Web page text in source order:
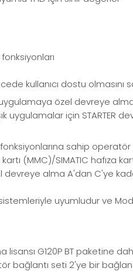
kullanıcı dostu olmasını
özel devreye alma
uygulamalar için
sahip
(MMC)/SIMATIC hafıza
alma A'dan C'ye
uyumludur ve
lisansı G120P BT
bağlantı seti 2'ye bir